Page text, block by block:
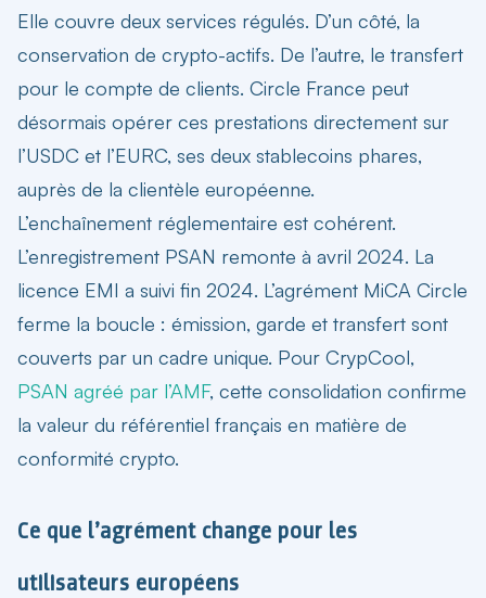
Elle couvre deux services régulés. D’un côté, la
conservation de crypto-actifs. De l’autre, le transfert
pour le compte de clients. Circle France peut
désormais opérer ces prestations directement sur
l’USDC et l’EURC, ses deux stablecoins phares,
auprès de la clientèle européenne.
L’enchaînement réglementaire est cohérent.
L’enregistrement PSAN remonte à avril 2024. La
licence EMI a suivi fin 2024. L’agrément MiCA Circle
ferme la boucle : émission, garde et transfert sont
couverts par un cadre unique. Pour CrypCool,
PSAN agréé par l’AMF, cette consolidation confirme
la valeur du référentiel français en matière de
conformité crypto.
Ce que l’agrément change pour les
utilisateurs européens